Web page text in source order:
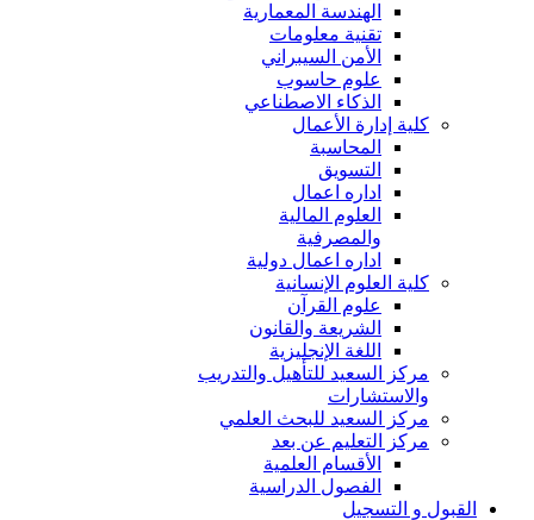
الهندسة المعمارية
تقنية معلومات
الأمن السيبراني
علوم حاسوب
الذكاء الاصطناعي
كلية إدارة الأعمال
المحاسبة
التسويق
اداره اعمال
العلوم المالية
والمصرفية
اداره اعمال دولية
كلية العلوم الإنسانية
علوم القرآن
الشريعة والقانون
اللغة الإنجليزية
مركز السعيد للتأهيل والتدريب
والاستشارات
مركز السعيد للبحث العلمي
مركز التعليم عن بعد
الأقسام العلمية
الفصول الدراسية
القبول و التسجيل